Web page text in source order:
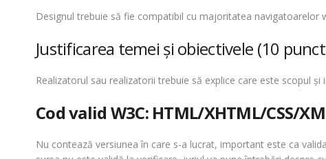
Designul trebuie să fie compatibil cu majoritatea
Justificarea temei şi obiectivele (10
Realizatorul sau realizatorii trebuie să explice care este scopul
Cod valid W3C: HTML/XHTML/CSS/
Nu contează versiunea în care s-a lucrat, important este ca